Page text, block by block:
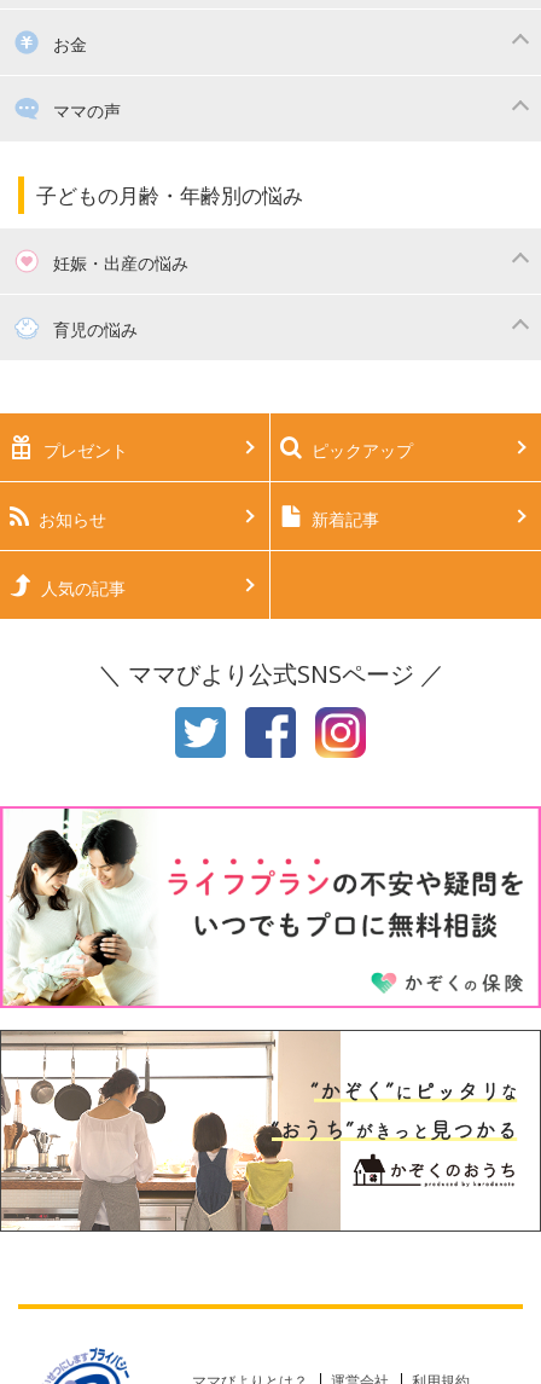
掃除
漫画
出産祝い・内祝い
お金
住宅購入ママの声
子育てコラム
子どもの月齢・年齢別の悩み
妊娠・出産の悩み
妊活 育児の悩み
生後2ヶ月 生後3ヶ月
生後4ヶ月 生後5ヶ月
生後6ヶ月
生後11ヶ月
3才
5才 6才
プレゼント ピックアップ
お知らせ 新着記事
人気の記事
＼ ママびより公式SNSページ ／